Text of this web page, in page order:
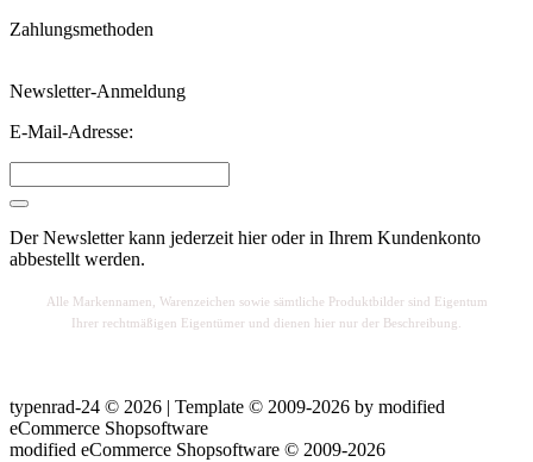
Zahlungsmethoden
Newsletter-Anmeldung
E-Mail-Adresse:
Der Newsletter kann jederzeit hier oder in Ihrem Kundenkonto
abbestellt werden.
Alle Markennamen, Warenzeichen sowie sämtliche Produktbilder sind Eigentum
Ihrer rechtmäßigen Eigentümer und dienen hier nur der Beschreibung.
typenrad-24 © 2026 | Template © 2009-2026 by modified
eCommerce Shopsoftware
modified eCommerce Shopsoftware © 2009-2026